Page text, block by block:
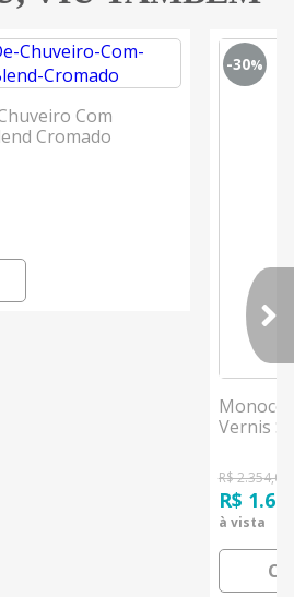
Com
Cromado
-30%
Vernis
R$ 2.354,00
R$
à vista